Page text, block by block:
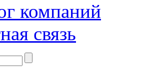
компаний
связь